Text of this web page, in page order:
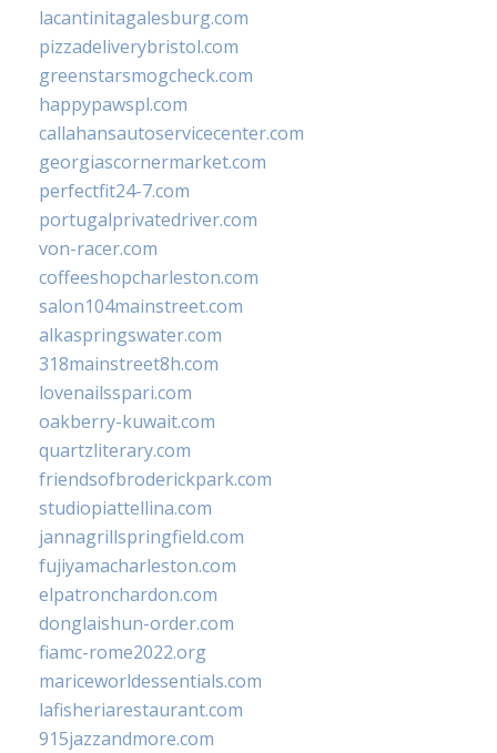
lacantinitagalesburg.com
pizzadeliverybristol.com
greenstarsmogcheck.com
happypawspl.com
callahansautoservicecenter.com
georgiascornermarket.com
perfectfit24-7.com
portugalprivatedriver.com
von-racer.com
coffeeshopcharleston.com
salon104mainstreet.com
alkaspringswater.com
318mainstreet8h.com
lovenailsspari.com
oakberry-kuwait.com
quartzliterary.com
friendsofbroderickpark.com
studiopiattellina.com
jannagrillspringfield.com
fujiyamacharleston.com
elpatronchardon.com
donglaishun-order.com
fiamc-rome2022.org
mariceworldessentials.com
lafisheriarestaurant.com
915jazzandmore.com